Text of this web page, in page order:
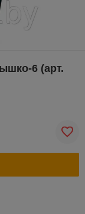
6 (арт.